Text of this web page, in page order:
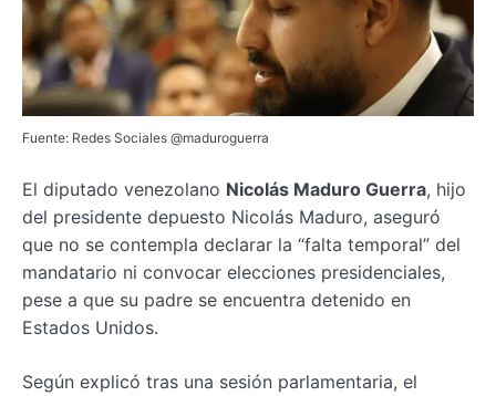
Fuente: Redes Sociales @maduroguerra
El diputado venezolano Nicolás Maduro Guerra, hijo
del presidente depuesto Nicolás Maduro, aseguró
que no se contempla declarar la “falta temporal” del
mandatario ni convocar elecciones presidenciales,
pese a que su padre se encuentra detenido en
Estados Unidos.
Según explicó tras una sesión parlamentaria, el